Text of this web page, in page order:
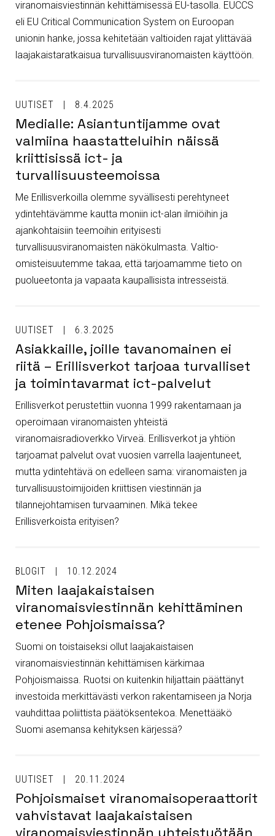
viranomaisviestinnän kehittämisessä EU-tasolla. EUCCS
eli EU Critical Communication System on Euroopan
unionin hanke, jossa kehitetään valtioiden rajat ylittävää
laajakaistaratkaisua turvallisuusviranomaisten käyttöön.
UUTISET 8.4.2025
Medialle: Asiantuntijamme ovat
valmiina haastatteluihin näissä
kriittisissä ict- ja
turvallisuusteemoissa
Me Erillisverkoilla olemme syvällisesti perehtyneet
ydintehtävämme kautta moniin ict-alan ilmiöihin ja
ajankohtaisiin teemoihin erityisesti
turvallisuusviranomaisten näkökulmasta. Valtio-
omisteisuutemme takaa, että tarjoamamme tieto on
puolueetonta ja vapaata kaupallisista intresseistä.
UUTISET 6.3.2025
Asiakkaille, joille tavanomainen ei
riitä – Erillisverkot tarjoaa turvalliset
ja toimintavarmat ict-palvelut
Erillisverkot perustettiin vuonna 1999 rakentamaan ja
operoimaan viranomaisten yhteistä
viranomaisradioverkko Virveä. Erillisverkot ja yhtiön
tarjoamat palvelut ovat vuosien varrella laajentuneet,
mutta ydintehtävä on edelleen sama: viranomaisten ja
turvallisuustoimijoiden kriittisen viestinnän ja
tilannejohtamisen turvaaminen. Mikä tekee
Erillisverkoista erityisen?
BLOGIT 10.12.2024
Miten laajakaistaisen
viranomaisviestinnän kehittäminen
etenee Pohjoismaissa?
Suomi on toistaiseksi ollut laajakaistaisen
viranomaisviestinnän kehittämisen kärkimaa
Pohjoismaissa. Ruotsi on kuitenkin hiljattain päättänyt
investoida merkittävästi verkon rakentamiseen ja Norja
vauhdittaa poliittista päätöksentekoa. Menettääkö
Suomi asemansa kehityksen kärjessä?
UUTISET 20.11.2024
Pohjoismaiset viranomaisoperaattorit
vahvistavat laajakaistaisen
viranomaisviestinnän yhteistyötään